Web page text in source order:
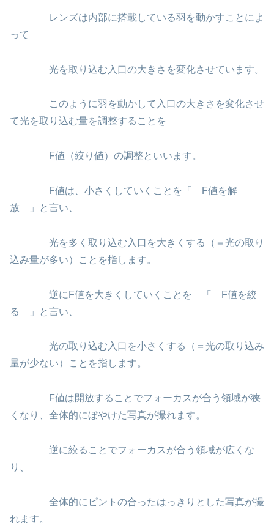
レンズは内部に搭載している羽を動かすことによ
って
光を取り込む入口の大きさを変化させています。
このように羽を動かして入口の大きさを変化させ
て光を取り込む量を調整することを
F値（絞り値）の調整といいます。
F値は、小さくしていくことを「 F値を解
放 」と言い、
光を多く取り込む入口を大きくする（＝光の取り
込み量が多い）ことを指します。
逆にF値を大きくしていくことを 「 F値を絞
る 」と言い、
光の取り込む入口を小さくする（＝光の取り込み
量が少ない）ことを指します。
F値は開放することでフォーカスが合う領域が狭
くなり、全体的にぼやけた写真が撮れます。
逆に絞ることでフォーカスが合う領域が広くな
り、
全体的にピントの合ったはっきりとした写真が撮
れます。